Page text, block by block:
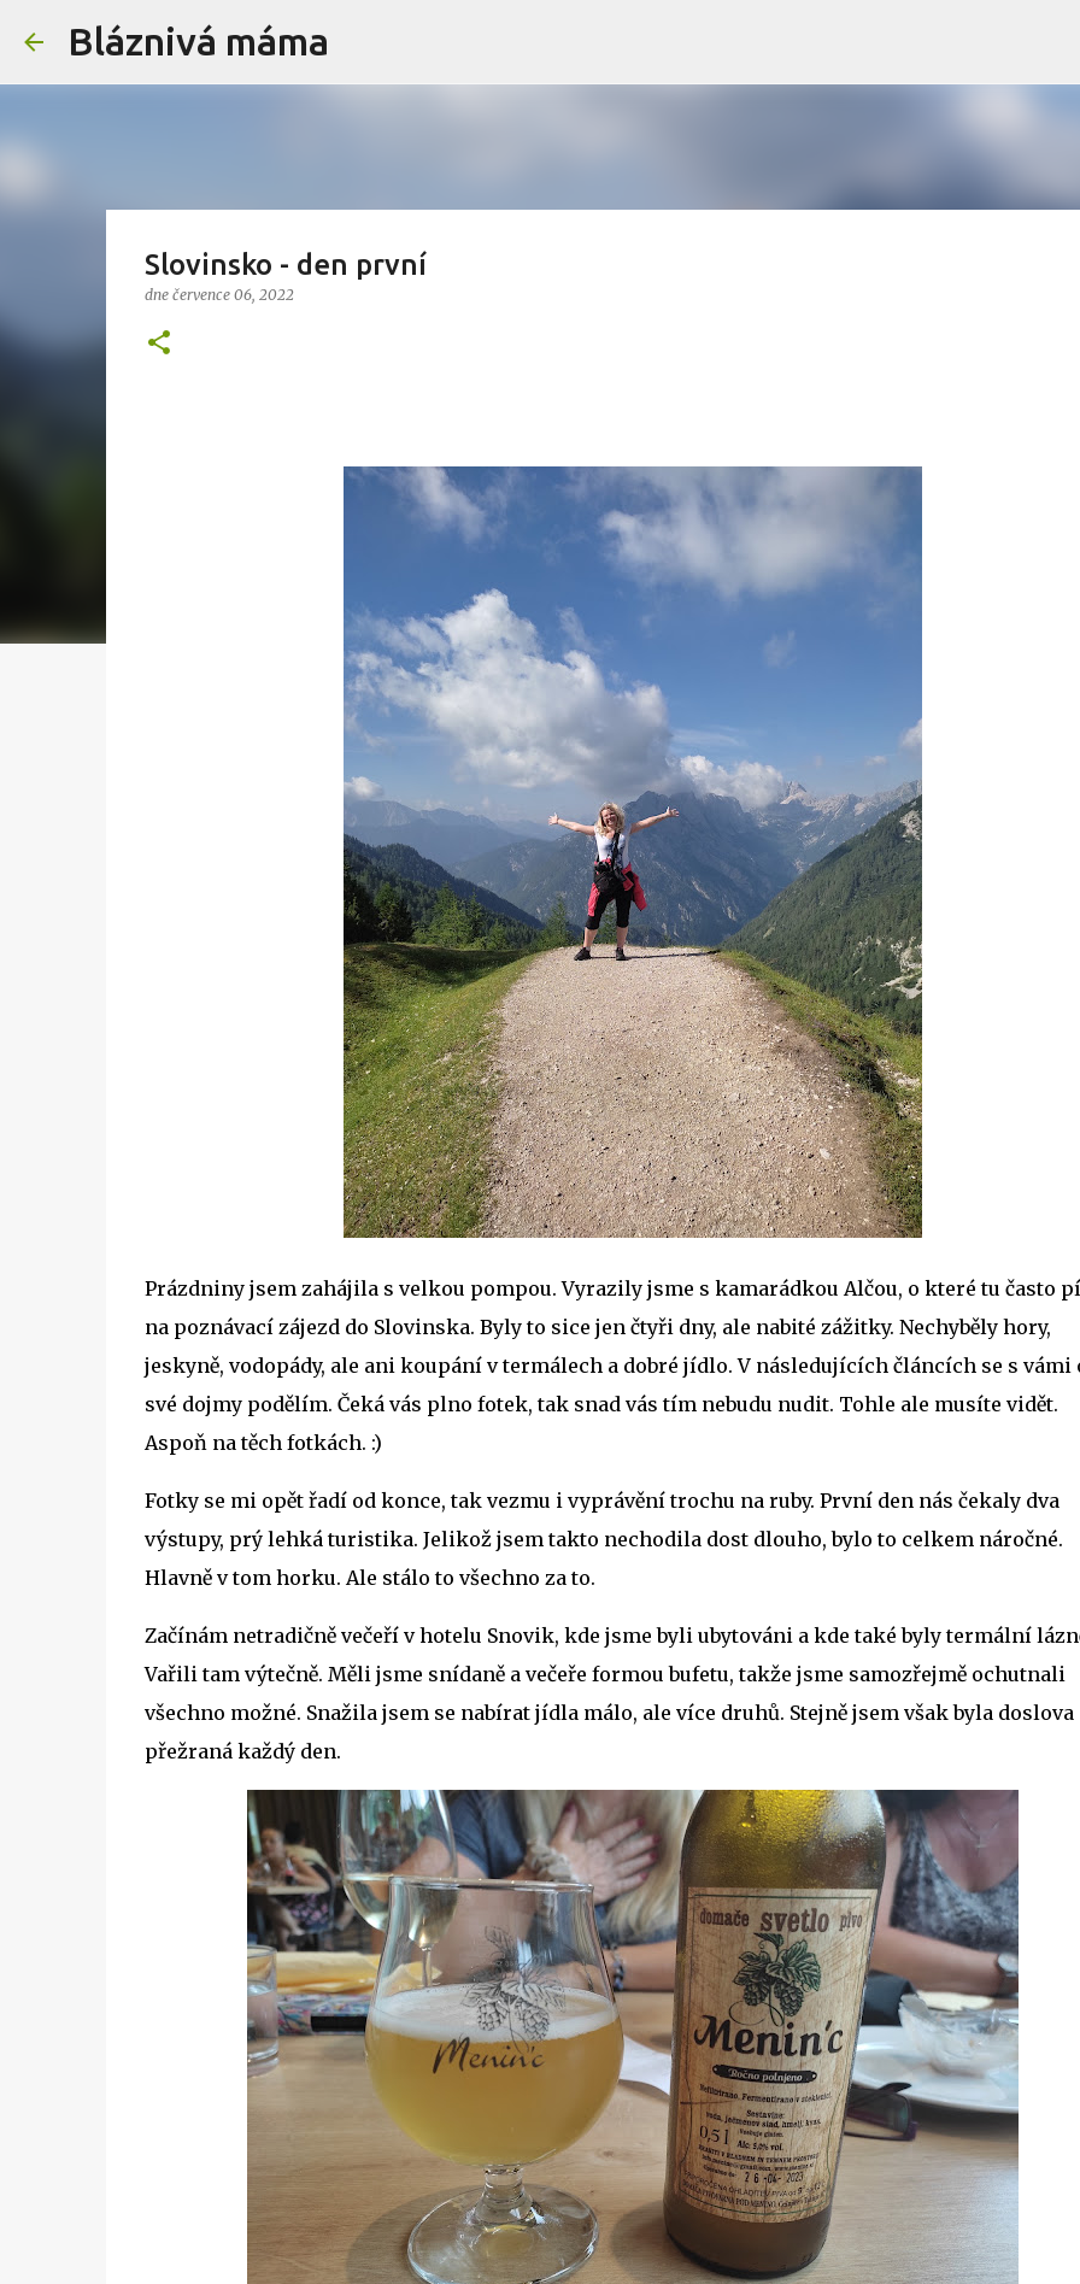
Bláznivá máma
Slovinsko - den první
dne července 06, 2022
Prázdniny jsem zahájila s velkou pompou. Vyrazily jsme s kamarádkou Alčou, o které tu často
na poznávací zájezd do Slovinska. Byly to sice jen čtyři dny, ale nabité zážitky. Nechyběly hory,
jeskyně, vodopády, ale ani koupání v termálech a dobré jídlo. V následujících článcích se s vámi
své dojmy podělím. Čeká vás plno fotek, tak snad vás tím nebudu nudit. Tohle ale musíte vidět.
Aspoň na těch fotkách. :)
Fotky se mi opět řadí od konce, tak vezmu i vyprávění trochu na ruby. První den nás čekaly dva
výstupy, prý lehká turistika. Jelikož jsem takto nechodila dost dlouho, bylo to celkem náročné.
Hlavně v tom horku. Ale stálo to všechno za to.
Začínám netradičně večeří v hotelu Snovik, kde jsme byli ubytováni a kde také byly termální
Vařili tam výtečně. Měli jsme snídaně a večeře formou bufetu, takže jsme samozřejmě ochutnali
všechno možné. Snažila jsem se nabírat jídla málo, ale více druhů. Stejně jsem však byla doslova
přežraná každý den.